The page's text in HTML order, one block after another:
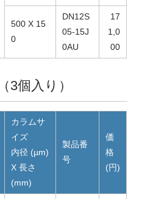
500 X 15
0
DN12S
05-15J
0AU
17
1,0
00
3個入り）
カラムサ
イズ
内径 (µm)
X 長さ
(mm)
製品番
号
価
格
(円)